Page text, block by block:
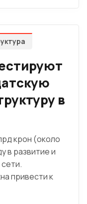
в
крон (около
в развитие и
привести к